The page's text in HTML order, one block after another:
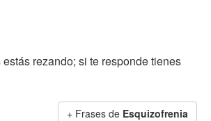
rezando; si te responde tienes
+ Frases de Esquizofrenia